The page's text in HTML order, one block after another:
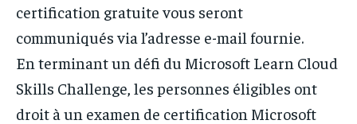
certification gratuite vous seront
communiqués via l’adresse e-mail fournie.
En terminant un défi du Microsoft Learn Cloud
Skills Challenge, les personnes éligibles ont
droit à un examen de certification Microsoft